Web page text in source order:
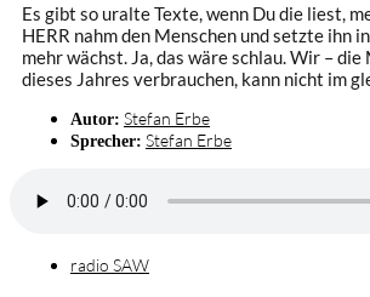
Es gibt so uralte Texte, wenn Du die liest,
HERR nahm den Menschen und setzte ihn
mehr wächst. Ja, das wäre schlau. Wir –
dieses Jahres verbrauchen, kann nicht im
Autor: Stefan Erbe
Sprecher: Stefan Erbe
radio SAW